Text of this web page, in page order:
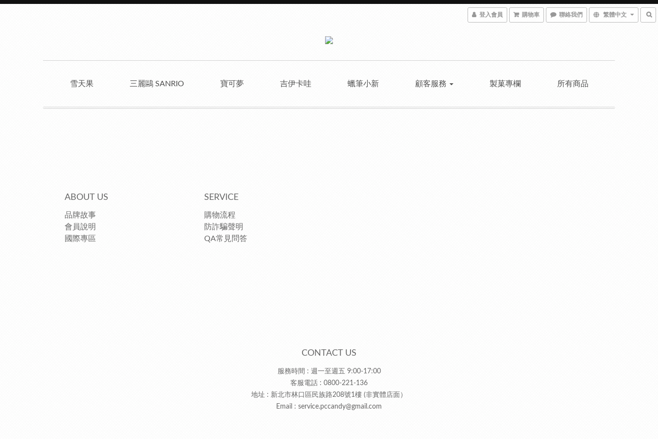
登入會員 購物車 聯絡我們 繁體中文
雪天果 三麗鷗 SANRIO 寶可夢 吉伊卡哇 蠟筆小新 顧客服務 製菓專欄 所有商品
ABOUT US
品牌故事
會員說明
國際專區
SERVICE
購物流程
防詐騙聲明
QA常見問答
CONTACT US
服務時間 : 週一至週五 9:00-17:00
客服電話 : 0800-221-136
地址 : 新北市林口區民族路208號1樓 (非實體店面）
Email : service.pccandy@gmail.com